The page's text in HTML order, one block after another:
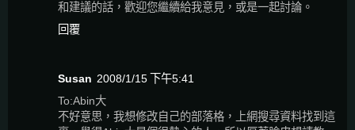
和建議的話，歡迎您繼續給我意見，或是一起討論。
回覆
Susan 2008/1/15 下午5:41
To:Abin大
不好意思，我想修改自己的部落格，上網搜尋資料找到這